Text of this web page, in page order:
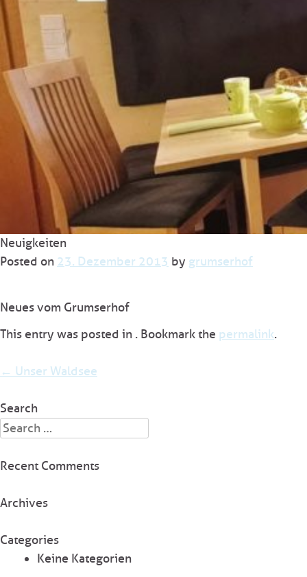
Neuigkeiten
Posted on 23. Dezember 2013 by grumserhof
Neues vom Grumserhof
This entry was posted in . Bookmark the permalink.
Post
← Unser Waldsee
Search
Search
Recent Comments
Archives
Categories
Keine Kategorien